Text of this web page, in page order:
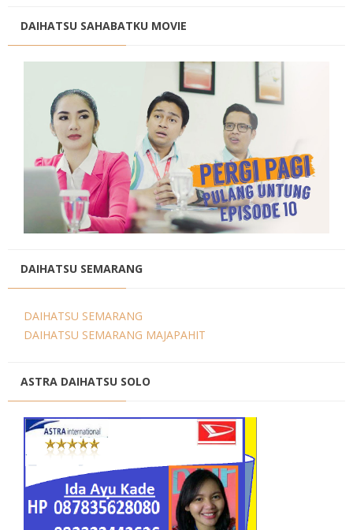
DAIHATSU SAHABATKU MOVIE
DAIHATSU SEMARANG
DAIHATSU SEMARANG
DAIHATSU SEMARANG MAJAPAHIT
ASTRA DAIHATSU SOLO